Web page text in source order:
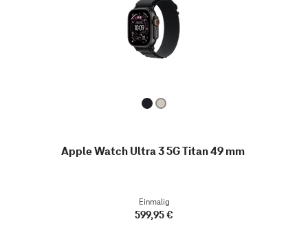
Apple Watch Ultra 3 5G Titan 49 mm
Einmalig
599,95 €